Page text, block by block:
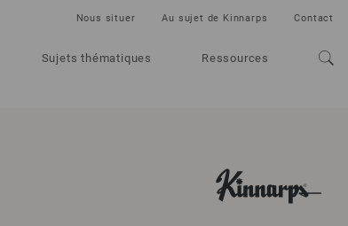
Sujets thématiques Ressources
Nous situer Au sujet de Kinnarps Contact